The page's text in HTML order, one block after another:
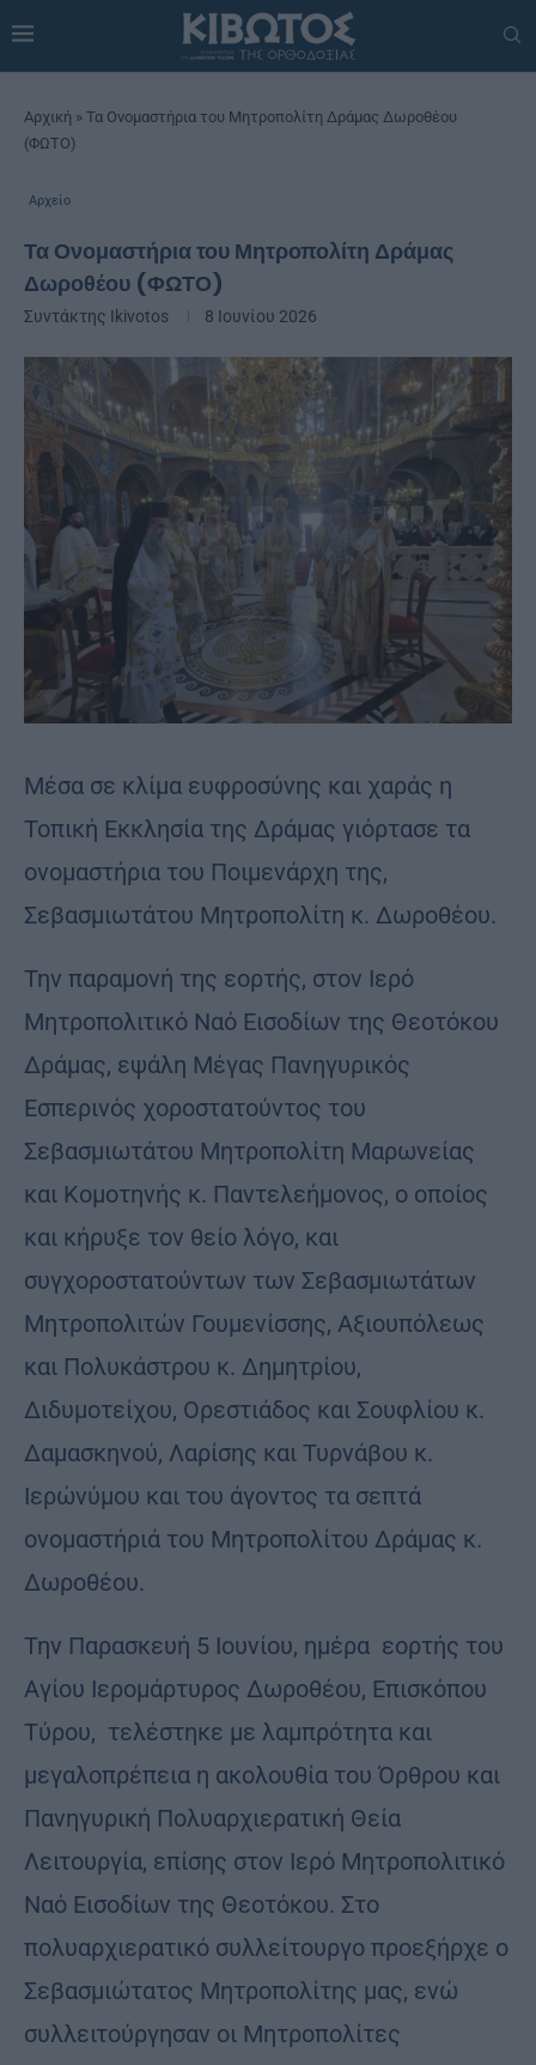
Αρχική » Τα Ονομαστήρια του Μητροπολίτη Δράμας Δωροθέου
(ΦΩΤΟ)
Αρχείο
Τα Ονομαστήρια του Μητροπολίτη Δράμας
Δωροθέου (ΦΩΤΟ)
Συντάκτης Ikivotos 8 Ιουνίου 2026
Μέσα σε κλίμα ευφροσύνης και χαράς η
Τοπική Εκκλησία της Δράμας γιόρτασε τα
ονομαστήρια του Ποιμενάρχη της,
Σεβασμιωτάτου Μητροπολίτη κ. Δωροθέου.
Την παραμονή της εορτής, στον Ιερό
Μητροπολιτικό Ναό Εισοδίων της Θεοτόκου
Δράμας, εψάλη Μέγας Πανηγυρικός
Εσπερινός χοροστατούντος του
Σεβασμιωτάτου Μητροπολίτη Μαρωνείας
και Κομοτηνής κ. Παντελεήμονος, ο οποίος
και κήρυξε τον θείο λόγο, και
συγχοροστατούντων των Σεβασμιωτάτων
Μητροπολιτών Γουμενίσσης, Αξιουπόλεως
και Πολυκάστρου κ. Δημητρίου,
Διδυμοτείχου, Ορεστιάδος και Σουφλίου κ.
Δαμασκηνού, Λαρίσης και Τυρνάβου κ.
Ιερώνύμου και του άγοντος τα σεπτά
ονομαστήριά του Μητροπολίτου Δράμας κ.
Δωροθέου.
Την Παρασκευή 5 Ιουνίου, ημέρα εορτής του
Αγίου Ιερομάρτυρος Δωροθέου, Επισκόπου
Τύρου, τελέστηκε με λαμπρότητα και
μεγαλοπρέπεια η ακολουθία του Όρθρου και
Πανηγυρική Πολυαρχιερατική Θεία
Λειτουργία, επίσης στον Ιερό Μητροπολιτικό
Ναό Εισοδίων της Θεοτόκου. Στο
πολυαρχιερατικό συλλείτουργο προεξήρχε ο
Σεβασμιώτατος Μητροπολίτης μας, ενώ
συλλειτούργησαν οι Μητροπολίτες